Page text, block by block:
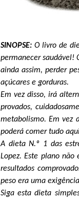
SINOPSE: O livro de
permanecer saudável!
ainda assim, perder
açúcares e gorduras.
Em vez disso, irá
provados,
metabolismo. Em vez
poderá comer tudo
A dieta N.º 1 das
Lopez. Este plano
resultados
peso era uma
Siga esta dieta